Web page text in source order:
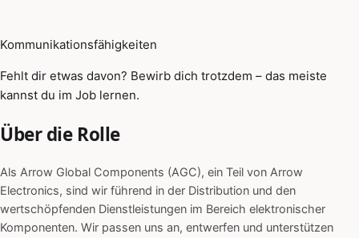
Kommunikationsfähigkeiten
Fehlt dir etwas davon? Bewirb dich trotzdem – das meiste
kannst du im Job lernen.
Über die Rolle
Als Arrow Global Components (AGC), ein Teil von Arrow
Electronics, sind wir führend in der Distribution und den
wertschöpfenden Dienstleistungen im Bereich elektronischer
Komponenten. Wir passen uns an, entwerfen und unterstützen